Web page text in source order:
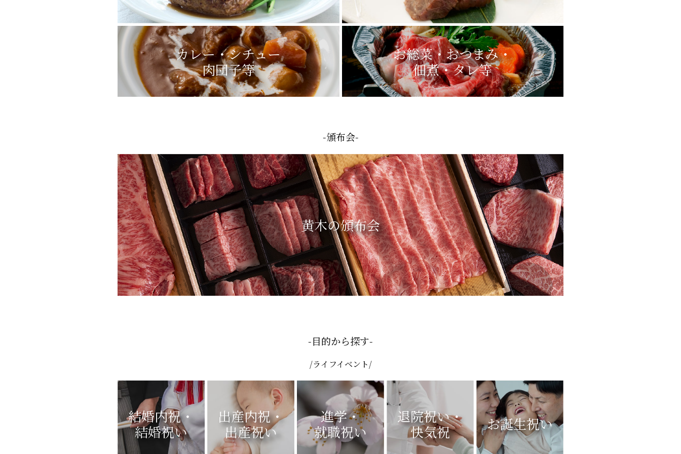
カレー・シチュー
肉団子等
お総菜・おつまみ・
佃煮・タレ等
-頒布会-
黄木の頒布会
-目的から探す-
/ライフイベント/
結婚内祝・
結婚祝い
出産内祝・
出産祝い
進学・
就職祝い
退院祝い・
快気祝
お誕生祝い